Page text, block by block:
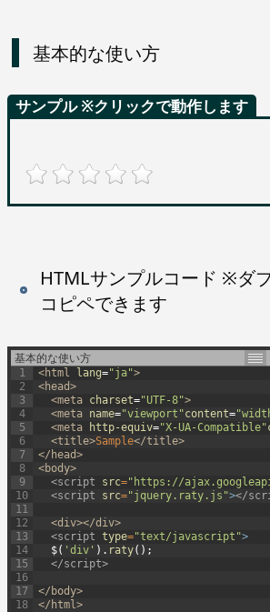
基本的な使い方
サンプル ※クリックで動作します
HTMLサンプルコード ※ダ
コピペできます
基本的な使い方
1
2
3
4
5
6
7
8
9
10
11
12
13
14
15
16
17
18
<html lang="ja">
<head>
<meta charset="UTF-8">
<meta name="viewport"content=
<meta
http-equiv="X-UA-Compatible"
<title>Sample</title>
</head>
<body>
<script src="https://
<script src="jquery.raty.js"></
<div></div>
<script type="text/javascript">
$( 'div' ) . raty( ) ;
</script>
</body>
</html>